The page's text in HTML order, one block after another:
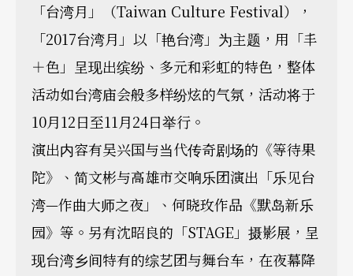
「台湾月」（Taiwan Culture Festival），
「2017台湾月」以「艳台湾」为主题，用「丰
＋色」呈现出缤纷、多元和彩虹的特色，整体
活动如台湾庙会般多样纷炫的气氛，活动将于
10月12日至11月24日举行。
演出内容有吴兴国与当代传奇剧场的《等待果
陀》、简文彬与高雄市交响乐团演出「乐见台
湾—作曲大师之夜」、何晓玫作品《默岛新乐
园》等。另有沈昭良的「STAGE」摄影展，呈
现台湾乡间特有的综艺团与舞台车，在夜幕降